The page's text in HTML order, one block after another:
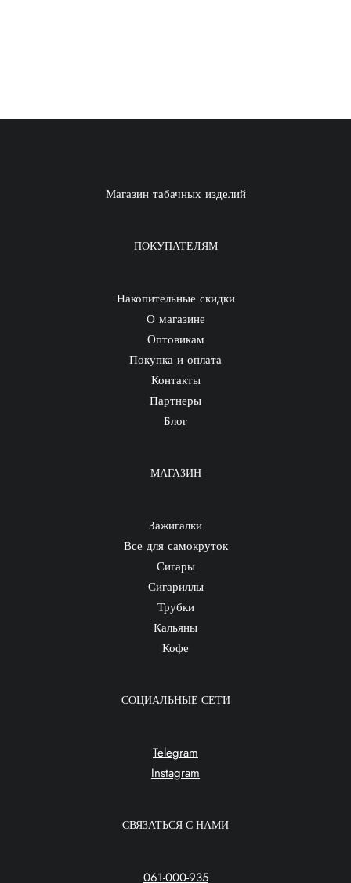
Магазин табачных изделий
ПОКУПАТЕЛЯМ
Накопительные скидки
О магазине
Оптовикам
Покупка и оплата
Контакты
Партнеры
Блог
МАГАЗИН
Зажигалки
Все для самокруток
Сигары
Сигариллы
Трубки
Кальяны
Кофе
СОЦИАЛЬНЫЕ СЕТИ
Telegram
Instagram
СВЯЗАТЬСЯ С НАМИ
061-000-935